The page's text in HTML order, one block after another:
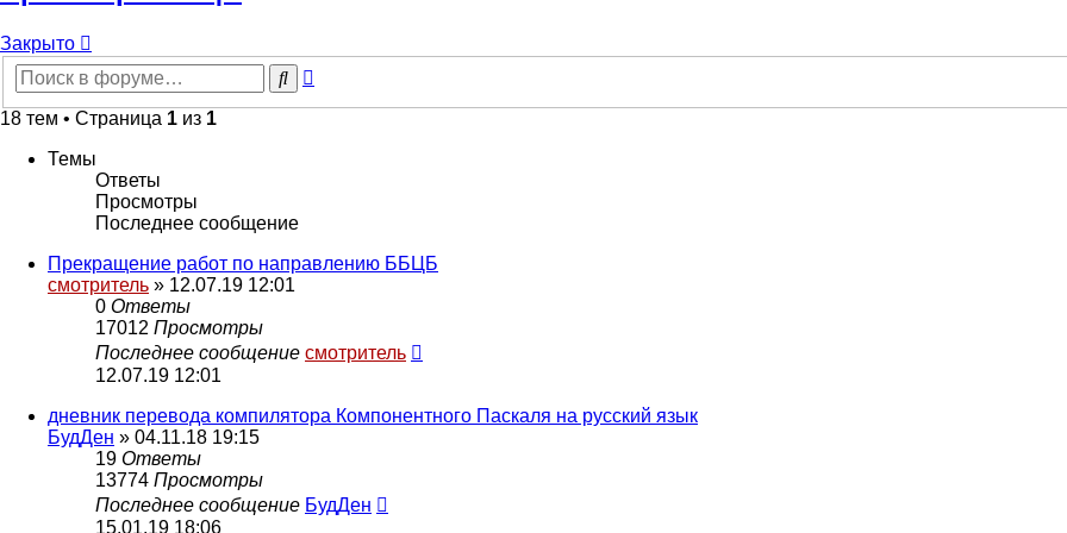
Закрыто
Поиск
18 тем • Страница 1 из 1
Темы
Ответы
Просмотры
Последнее сообщение
Прекращение работ по направлению ББЦБ
смотритель » 12.07.19 12:01
0 Ответы
17012 Просмотры
Последнее сообщение смотритель
12.07.19 12:01
дневник перевода компилятора Компонентного Паскаля на русский язык
БудДен » 04.11.18 19:15
19 Ответы
13774 Просмотры
Последнее сообщение БудДен
15.01.19 18:06